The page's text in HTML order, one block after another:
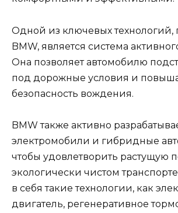
Одной из ключевых
BMW, является система
Она позволяет автомобилю
под дорожные условия и
безопасность вождения.
BMW также активно
электромобили и гибридные
чтобы удовлетворить растущую
экологически чистом
в себя такие технологии, как
двигатель, регенеративное